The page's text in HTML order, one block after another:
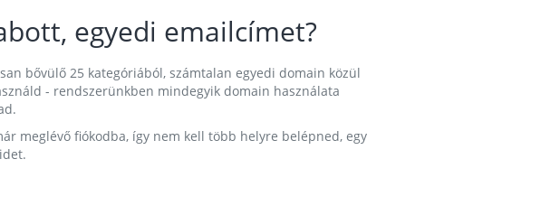
egyedi emailcímet?
bővülő 25 kategóriából, számtalan egyedi domain közül
- rendszerünkben mindegyik domain használata
meglévő fiókodba, így nem kell több helyre belépned, egy